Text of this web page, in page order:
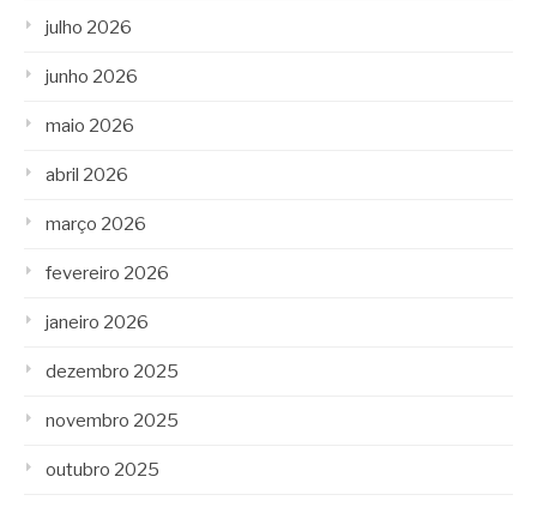
julho 2026
junho 2026
maio 2026
abril 2026
março 2026
fevereiro 2026
janeiro 2026
dezembro 2025
novembro 2025
outubro 2025